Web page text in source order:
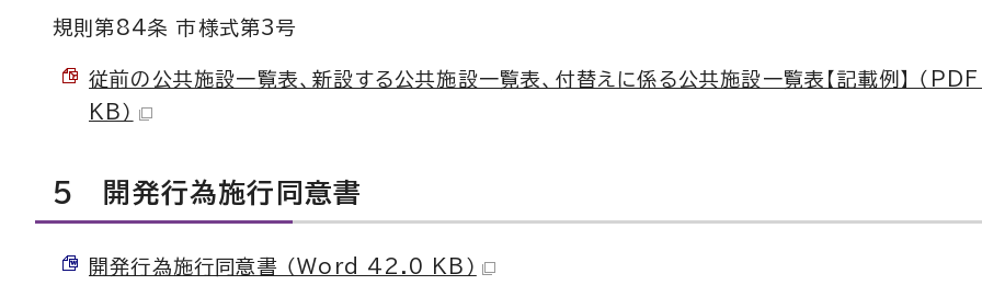
規則第84条 市様式第3号
従前の公共施設一覧表、新設する公共施設一覧表、付替えに係る公共施設一覧表【記載例】 （
KB）
5 開発行為施行同意書
開発行為施行同意書 （Word 42.0 KB）